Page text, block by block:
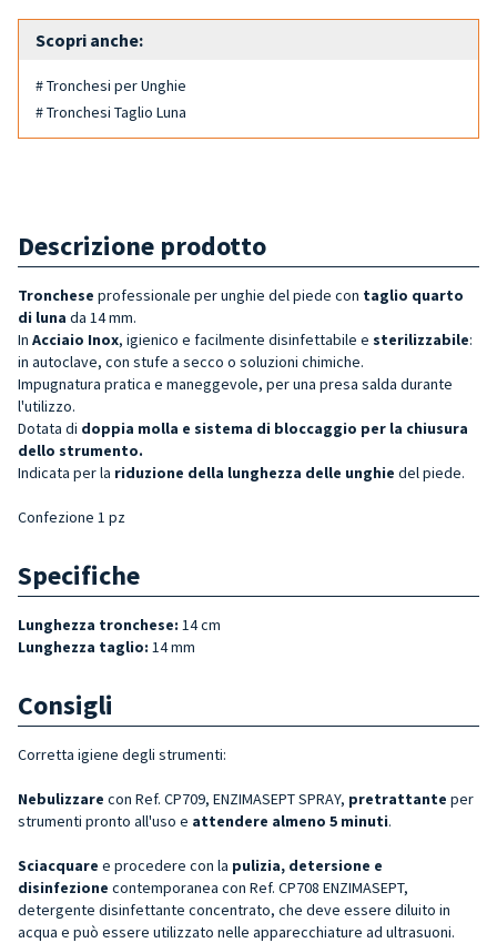
Scopri anche:
# Tronchesi per Unghie
# Tronchesi Taglio Luna
Descrizione prodotto
Tronchese professionale per unghie del piede con taglio quarto
di luna da 14 mm.
In Acciaio Inox, igienico e facilmente disinfettabile e sterilizzabile:
in autoclave, con stufe a secco o soluzioni chimiche.
Impugnatura pratica e maneggevole, per una presa salda durante
l'utilizzo.
Dotata di doppia molla e sistema di bloccaggio per la chiusura
dello strumento.
Indicata per la riduzione della lunghezza delle unghie del piede.
Confezione 1 pz
Specifiche
Lunghezza tronchese: 14 cm
Lunghezza taglio: 14 mm
Consigli
Corretta igiene degli strumenti:
Nebulizzare con Ref. CP709, ENZIMASEPT SPRAY, pretrattante per
strumenti pronto all'uso e attendere almeno 5 minuti.
Sciacquare e procedere con la pulizia, detersione e
disinfezione contemporanea con Ref. CP708 ENZIMASEPT,
detergente disinfettante concentrato, che deve essere diluito in
acqua e può essere utilizzato nelle apparecchiature ad ultrasuoni.